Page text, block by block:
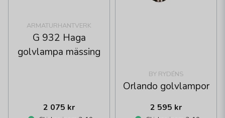
ARMATURHANTVERK
G 932 Haga
golvlampa mässing
2 075 kr
BY RYDÉNS
Orlando golvlampor
2 595 kr